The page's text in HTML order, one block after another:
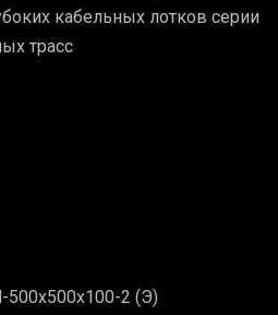
кабельных лотков серии
трасс
2 (Э)